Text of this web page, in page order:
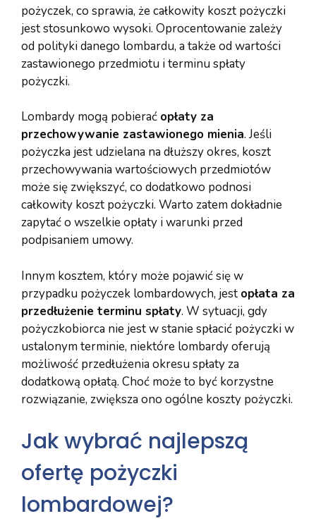
pożyczek, co sprawia, że całkowity koszt pożyczki
jest stosunkowo wysoki. Oprocentowanie zależy
od polityki danego lombardu, a także od wartości
zastawionego przedmiotu i terminu spłaty
pożyczki.
Lombardy mogą pobierać opłaty za
przechowywanie zastawionego mienia. Jeśli
pożyczka jest udzielana na dłuższy okres, koszt
przechowywania wartościowych przedmiotów
może się zwiększyć, co dodatkowo podnosi
całkowity koszt pożyczki. Warto zatem dokładnie
zapytać o wszelkie opłaty i warunki przed
podpisaniem umowy.
Innym kosztem, który może pojawić się w
przypadku pożyczek lombardowych, jest opłata za
przedłużenie terminu spłaty. W sytuacji, gdy
pożyczkobiorca nie jest w stanie spłacić pożyczki w
ustalonym terminie, niektóre lombardy oferują
możliwość przedłużenia okresu spłaty za
dodatkową opłatą. Choć może to być korzystne
rozwiązanie, zwiększa ono ogólne koszty pożyczki.
Jak wybrać najlepszą
ofertę pożyczki
lombardowej?